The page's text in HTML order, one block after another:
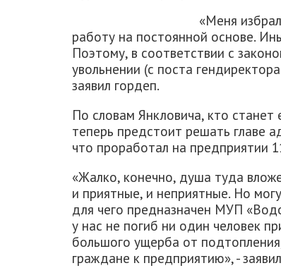
«Меня
работу на постоянной основе.
Поэтому, в соответствии с
увольнении (с поста
заявил гордеп.
По словам Янкловича, кто станет
теперь предстоит решать главе
что проработал на предприятии
«Жалко, конечно, душа туда
и приятные, и неприятные. Но
для чего предназначен МУП
у нас не погиб ни один человек
большого ущерба от
граждане к предприятию», -